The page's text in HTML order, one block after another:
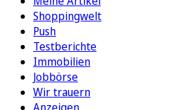
Shoppingwelt
Push
Testberichte
Immobilien
Jobbörse
Wir trauern